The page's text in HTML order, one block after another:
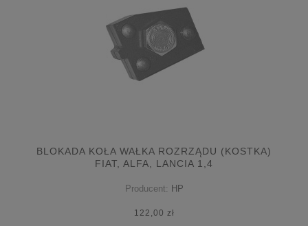
BLOKADA KOŁA WAŁKA ROZRZĄDU (KOSTKA)
FIAT, ALFA, LANCIA 1,4
Producent: HP
122,00 zł